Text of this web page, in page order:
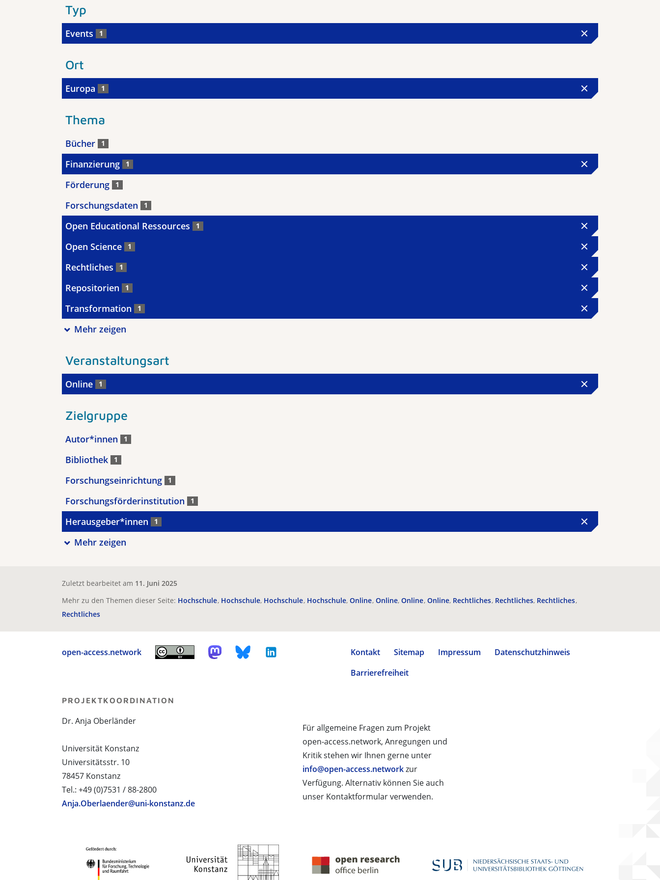
Typ
Events 1
Ort
Europa 1
Thema
Bücher 1
Finanzierung 1
Förderung 1
Forschungsdaten 1
Open Educational Ressources 1
Open Science 1
Rechtliches 1
Repositorien 1
Transformation 1
Mehr zeigen
Veranstaltungsart
Online 1
Zielgruppe
Autor*innen 1
Bibliothek 1
Forschungseinrichtung 1
Forschungsförderinstitution 1
Herausgeber*innen 1
Mehr zeigen
Zuletzt bearbeitet am 11. Juni 2025
Mehr zu den Themen dieser Seite: Hochschule Hochschule Hochschule Hochschule Online Online Online Online Rechtliches Rechtliches Rechtliches
Rechtliches
open-access.network Kontakt Sitemap Impressum
Datenschutzhinweis
Barrierefreiheit
Für allgemeine Fragen zum Projekt
open-access.network, Anregungen und
Kritik stehen wir Ihnen gerne unter
info@open-access.networkzur
Verfügung. Alternativ können Sie auch
unser Kontaktformular verwenden.
PROJEKTKOORDINATION
Dr. Anja Oberländer
Universität Konstanz
Universitätsstr. 10
78457 Konstanz
Tel.: +49 (0)7531 / 88-2800
Anja.Oberlaender@uni-konstanz.de